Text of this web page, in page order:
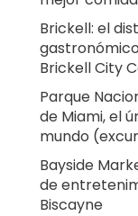
Brickell: el
Brickell City
Parque
de Miami, el
mundo
Bayside
de
Biscayne